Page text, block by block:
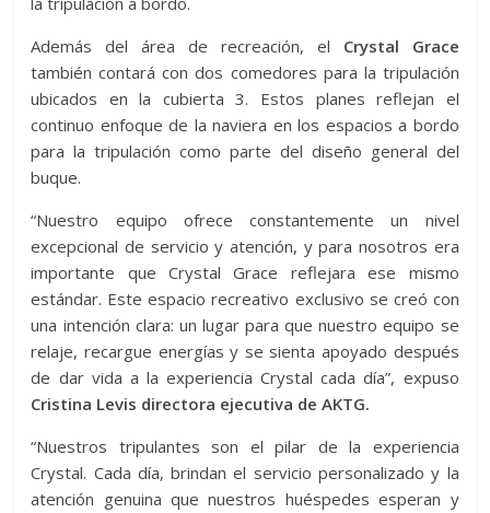
Además del área de recreación, el Crystal Grace
también contará con dos comedores para la tripulación
ubicados en la cubierta 3. Estos planes reflejan el
continuo enfoque de la naviera en los espacios a bordo
para la tripulación como parte del diseño general del
buque.
“Nuestro equipo ofrece constantemente un nivel
excepcional de servicio y atención, y para nosotros era
importante que Crystal Grace reflejara ese mismo
estándar. Este espacio recreativo exclusivo se creó con
una intención clara: un lugar para que nuestro equipo se
relaje, recargue energías y se sienta apoyado después
de dar vida a la experiencia Crystal cada día”, expuso
Cristina Levis directora ejecutiva de AKTG.
“Nuestros tripulantes son el pilar de la experiencia
Crystal. Cada día, brindan el servicio personalizado y la
atención genuina que nuestros huéspedes esperan y